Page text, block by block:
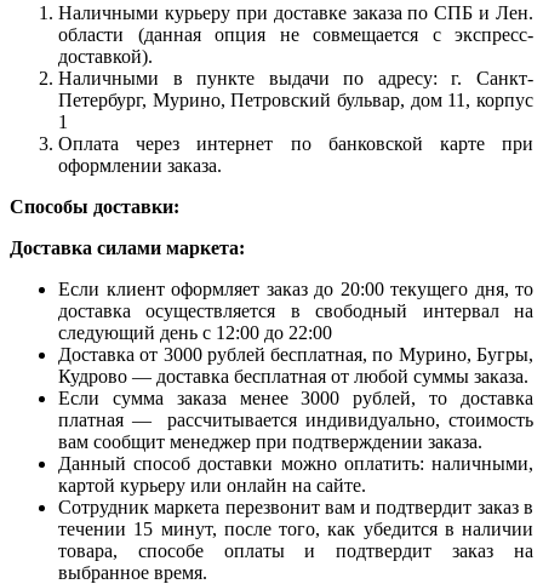
Наличными курьеру при доставке заказа по СПБ и Лен.
области (данная опция не совмещается с экспресс-
доставкой).
Наличными в пункте выдачи по адресу: г. Санкт-
Петербург, Мурино, Петровский бульвар, дом 11, корпус
1
Оплата через интернет по банковской карте при
оформлении заказа.
Способы доставки:
Доставка силами маркета:
Если клиент оформляет заказ до 20:00 текущего дня, то
доставка осуществляется в свободный интервал на
следующий день с 12:00 до 22:00
Доставка от 3000 рублей бесплатная, по Мурино, Бугры,
Кудрово — доставка бесплатная от любой суммы заказа.
Если сумма заказа менее 3000 рублей, то доставка
платная — рассчитывается индивидуально, стоимость
вам сообщит менеджер при подтверждении заказа.
Данный способ доставки можно оплатить: наличными,
картой курьеру или онлайн на сайте.
Сотрудник маркета перезвонит вам и подтвердит заказ в
течении 15 минут, после того, как убедится в наличии
товара, способе оплаты и подтвердит заказ на
выбранное время.